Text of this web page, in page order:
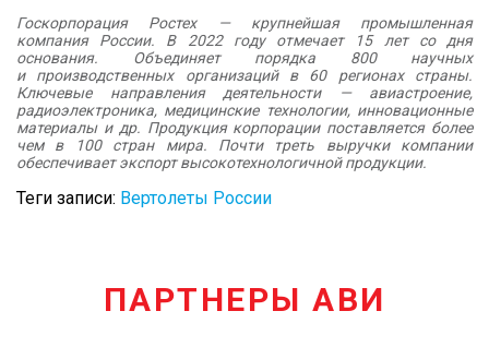
Госкорпорация Ростех — крупнейшая промышленная
компания России. В 2022 году отмечает 15 лет со дня
основания. Объединяет порядка 800 научных
и производственных организаций в 60 регионах страны.
Ключевые направления деятельности — авиастроение,
радиоэлектроника, медицинские технологии, инновационные
материалы и др. Продукция корпорации поставляется более
чем в 100 стран мира. Почти треть выручки компании
обеспечивает экспорт высокотехнологичной продукции.
Теги записи: Вертолеты России
ПАРТНЕРЫ АВИ